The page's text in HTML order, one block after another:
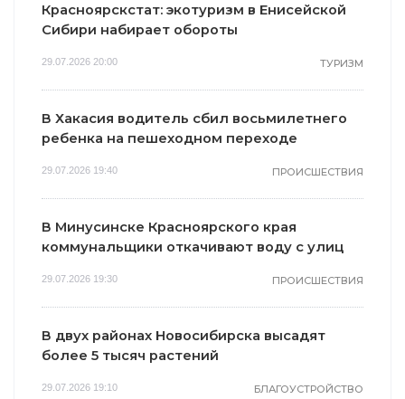
Красноярскстат: экотуризм в Енисейской
Сибири набирает обороты
29.07.2026 20:00 ТУРИЗМ
В Хакасия водитель сбил восьмилетнего
ребенка на пешеходном переходе
29.07.2026 19:40 ПРОИСШЕСТВИЯ
В Минусинске Красноярского края
коммунальщики откачивают воду с улиц
29.07.2026 19:30 ПРОИСШЕСТВИЯ
В двух районах Новосибирска высадят
более 5 тысяч растений
29.07.2026 19:10 БЛАГОУСТРОЙСТВО